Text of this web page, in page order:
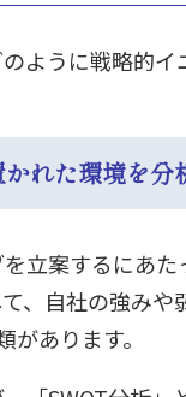
ように戦略的
れた環境を分
立案するにあ
、自社の強み
があります。